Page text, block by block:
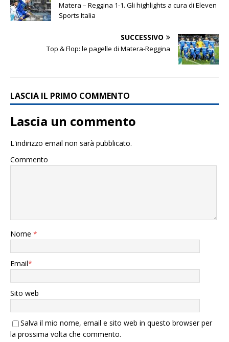
Matera – Reggina 1-1. Gli highlights a cura di Eleven
Sports Italia
SUCCESSIVO
Top & Flop: le pagelle di Matera-Reggina
LASCIA IL PRIMO COMMENTO
Lascia un commento
L'indirizzo email non sarà pubblicato.
Commento
Nome *
Email*
Sito web
Salva il mio nome, email e sito web in questo browser per
la prossima volta che commento.